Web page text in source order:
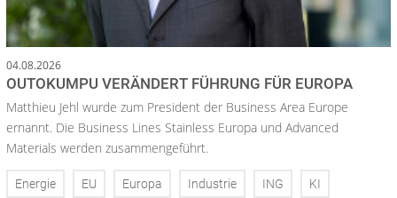
04.08.2026
OUTOKUMPU VERÄNDERT FÜHRUNG FÜR EUROPA
Matthieu Jehl wurde zum President der Business Area Europe
ernannt. Die Business Lines Stainless Europa und Advanced
Materials werden zusammengeführt.
Energie EU Europa Industrie ING KI